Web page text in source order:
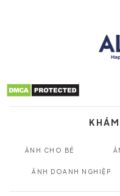
ẢNH CHO BÉ
ẢNH DOANH NGHIỆP